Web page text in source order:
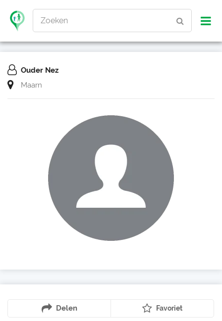
Zoeken
Ouder Nez
Maarn
Delen Favoriet